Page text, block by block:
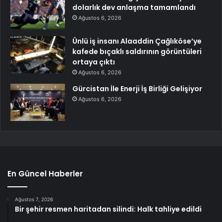
dolarlık dev anlaşma tamamlandı
Ağustos 6, 2026
Ünlü iş insanı Alaaddin Çağlıköse’ye
kafede bıçaklı saldırının görüntüleri
ortaya çıktı
Ağustos 6, 2026
Gürcistan İle Enerji İş Birliği Gelişiyor
Ağustos 6, 2026
En Güncel Haberler
Ağustos 7, 2026
Bir şehir resmen haritadan silindi: Halk tahliye edildi